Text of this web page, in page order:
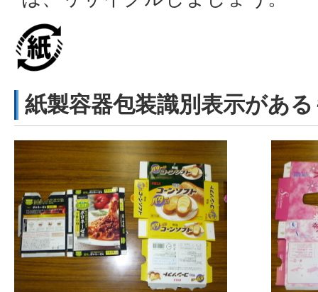
紙製容器包装識別表示があ